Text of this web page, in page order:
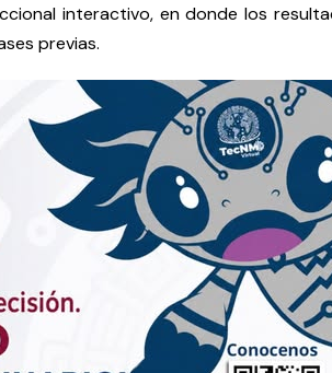
interactivo, en donde los
previas.